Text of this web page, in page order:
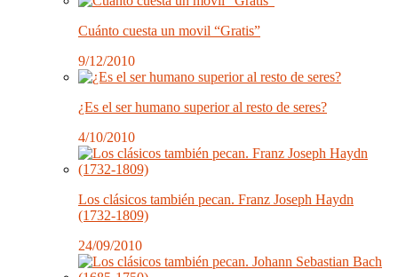
Cuánto cuesta un movil “Gratis”
9/12/2010
¿Es el ser humano superior al resto de seres?
4/10/2010
Los clásicos también pecan. Franz Joseph Haydn
(1732-1809)
24/09/2010